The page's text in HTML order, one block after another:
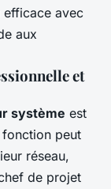
efficace avec
aux
et
système est
peut
réseau,
de projet